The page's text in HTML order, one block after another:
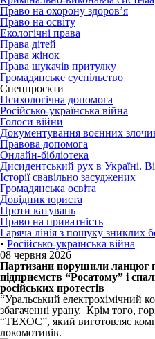
Право на охорону здоров’я
Право на освіту
Екологічні права
Права дітей
Права жінок
Права шукачів притулку
Громадянське суспільство
Спецпроєкти
Психологічна допомога
Російсько-українська війна
Голоси війни
Документування воєнних
Правова допомога
Онлайн-бібліотека
Дисидентський рух в Україні.
Історії свавільно засуджених
Громадянська освіта
Довідник юриста
Проти катувань
Право на приватність
Гаряча лінія з пошуку зниклих
• Російсько-українська війна
08 червня 2026
Партизани порушили ланцюг
підприємств “Росатому” і
російських протестів
“Уральський електрохімічний
збагаченні урану. Крім того,
“ТЕХОС”, який виготовляє
локомотивів.